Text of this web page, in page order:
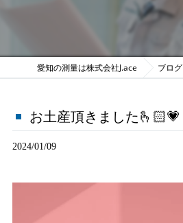
愛知の測量は株式会社J.ace ブログ
お土産頂きました🫰🏻💗
2024/01/09